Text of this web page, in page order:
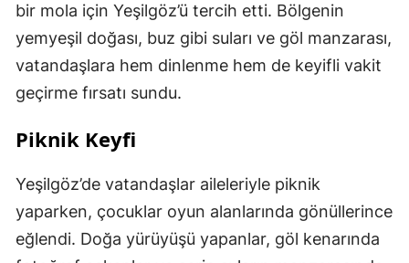
bir mola için Yeşilgöz’ü tercih etti. Bölgenin
yemyeşil doğası, buz gibi suları ve göl manzarası,
vatandaşlara hem dinlenme hem de keyifli vakit
geçirme fırsatı sundu.
Piknik Keyfi
Yeşilgöz’de vatandaşlar aileleriyle piknik
yaparken, çocuklar oyun alanlarında gönüllerince
eğlendi. Doğa yürüyüşü yapanlar, göl kenarında